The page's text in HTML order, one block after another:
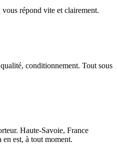
répond vite et clairement.
conditionnement. Tout sous
Haute-Savoie, France
en est, à tout moment.